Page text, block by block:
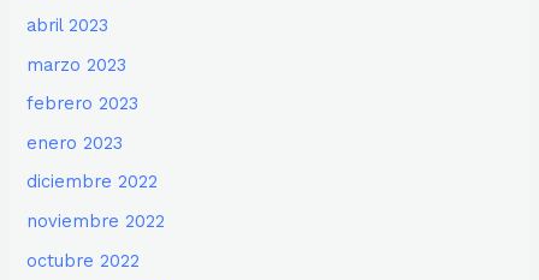
abril 2023
marzo 2023
febrero 2023
enero 2023
diciembre 2022
noviembre 2022
octubre 2022